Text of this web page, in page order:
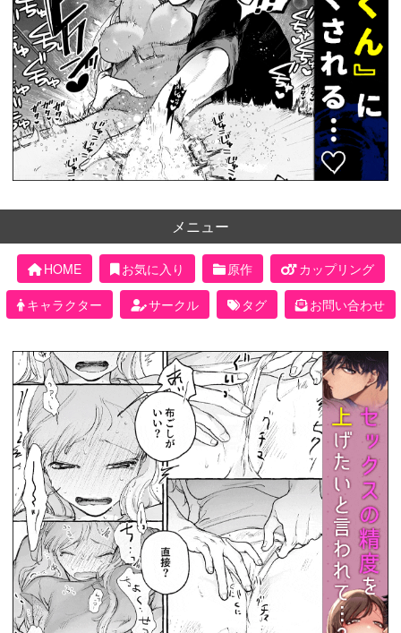
メニュー
HOME お気に入り 原作
カップリング
キャラクター
サークル タグ お問い合わせ